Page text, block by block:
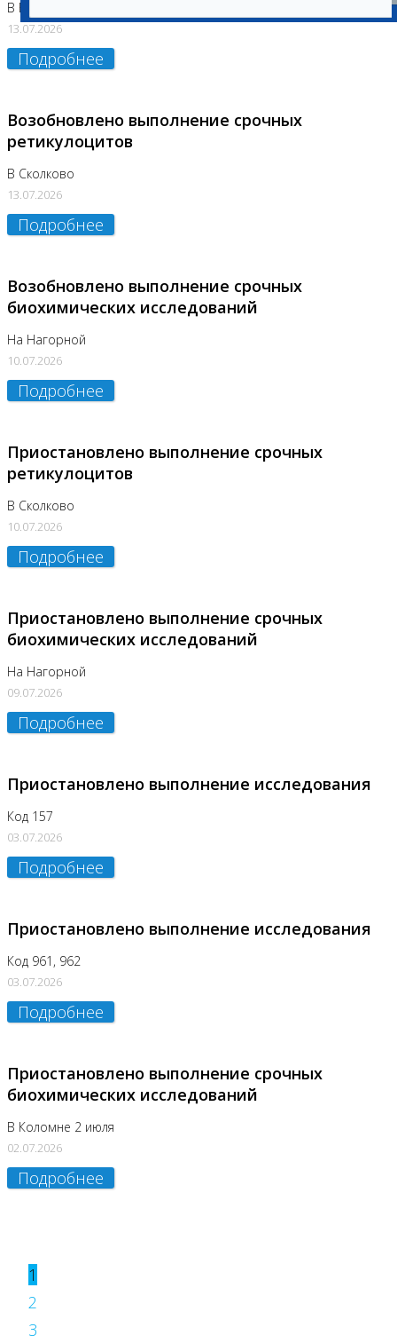
В Бутово
13.07.2026
Подробнее
Возобновлено выполнение срочных
ретикулоцитов
В Сколково
13.07.2026
Подробнее
Возобновлено выполнение срочных
биохимических исследований
На Нагорной
10.07.2026
Подробнее
Приостановлено выполнение срочных
ретикулоцитов
В Сколково
10.07.2026
Подробнее
Приостановлено выполнение срочных
биохимических исследований
На Нагорной
09.07.2026
Подробнее
Приостановлено выполнение исследования
Код 157
03.07.2026
Подробнее
Приостановлено выполнение исследования
Код 961, 962
03.07.2026
Подробнее
Приостановлено выполнение срочных
биохимических исследований
В Коломне 2 июля
02.07.2026
Подробнее
1
2
3